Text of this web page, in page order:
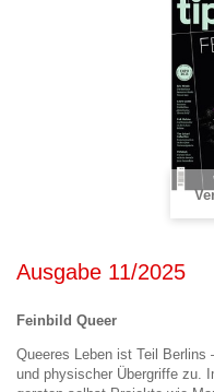
Ausgabe 11/2025
Feinbild Queer
Queeres Leben ist Teil Berlins
und physischer Übergriffe zu.